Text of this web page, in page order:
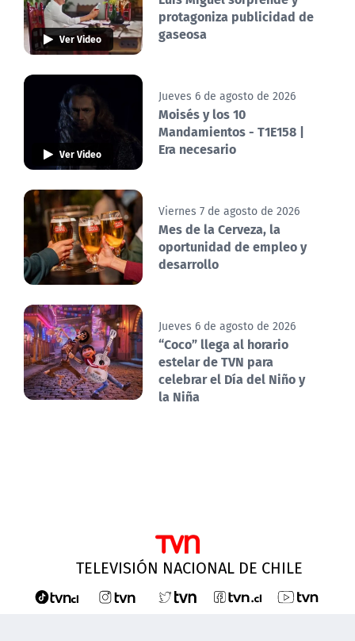
Ver Video
protagoniza publicidad de
gaseosa
Ver Video
Jueves 6 de agosto de 2026
Moisés y los 10
Mandamientos - T1E158 |
Era necesario
Viernes 7 de agosto de 2026
Mes de la Cerveza, la
oportunidad de empleo y
desarrollo
Jueves 6 de agosto de 2026
“Coco” llega al horario
estelar de TVN para
celebrar el Día del Niño y
la Niña
TELEVISIÓN NACIONAL DE CHILE